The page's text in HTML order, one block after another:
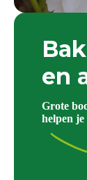
en
Grote
helpen je